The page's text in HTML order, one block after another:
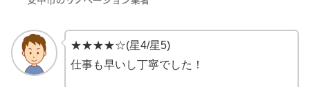
★★★★☆(星4/星5)
仕事も早いし丁寧でした！